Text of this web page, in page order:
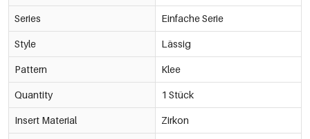
Series Einfache Serie
Style Lässig
Pattern Klee
Quantity 1 Stück
Insert Material Zirkon